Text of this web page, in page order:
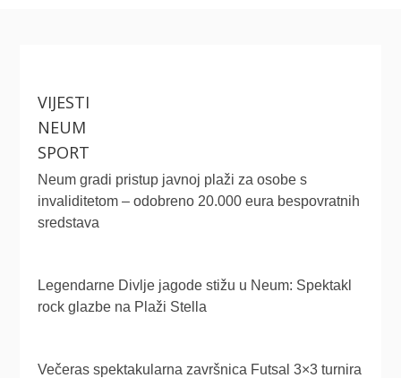
VIJESTI
NEUM
SPORT
Neum gradi pristup javnoj plaži za osobe s
invaliditetom – odobreno 20.000 eura bespovratnih
sredstava
Legendarne Divlje jagode stižu u Neum: Spektakl
rock glazbe na Plaži Stella
Večeras spektakularna završnica Futsal 3×3 turnira